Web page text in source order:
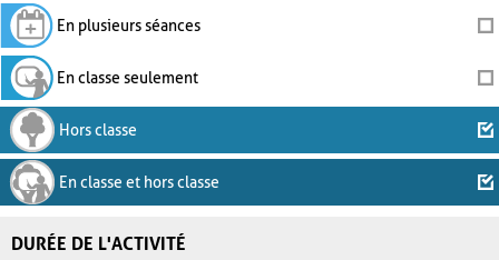
En plusieurs séances
En classe seulement
Hors classe
En classe et hors classe
DURÉE DE L'ACTIVITÉ